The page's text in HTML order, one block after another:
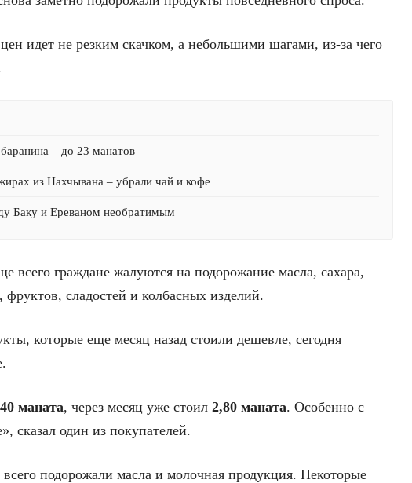
идет не резким скачком, а небольшими шагами, из-за чего
– до 23 манатов
из Нахчывана – убрали чай и кофе
Баку и Ереваном необратимым
всего граждане жалуются на подорожание масла, сахара,
сладостей и колбасных изделий.
которые еще месяц назад стоили дешевле, сегодня
маната, через месяц уже стоил 2,80 маната. Особенно с
сказал один из покупателей.
подорожали масла и молочная продукция. Некоторые